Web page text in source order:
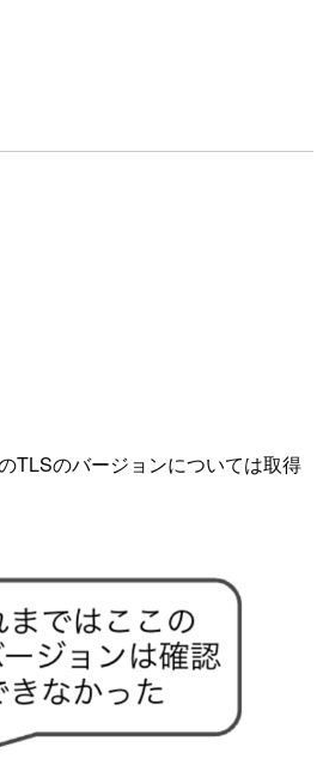
TLSのバージョンについては取得